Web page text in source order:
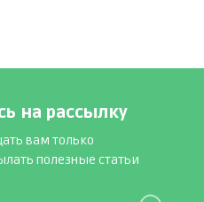
на рассылку
вам только
полезные статьи